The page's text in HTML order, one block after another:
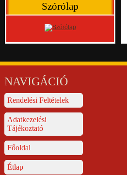
Szórólap
NAVIGÁCIÓ
Rendelési Feltételek
Adatkezelési
Tájékoztató
Főoldal
Étlap